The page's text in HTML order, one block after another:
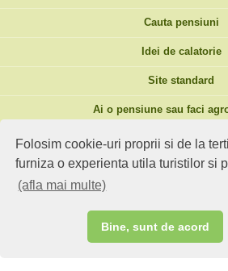
Folosim cookie-uri proprii si de la
furniza o experienta utila turistilor si
(afla mai multe)
Bine, sunt de acord
Cauta pensiuni
Idei de calatorie
Site standard
Ai o pensiune sau faci